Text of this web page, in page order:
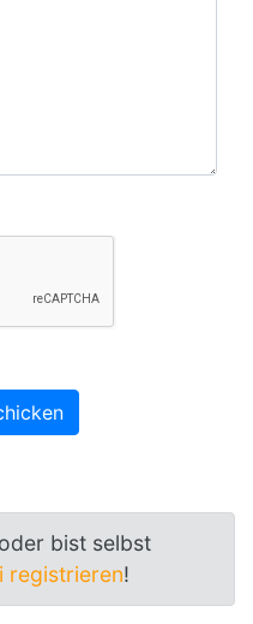
bist selbst
registrieren!